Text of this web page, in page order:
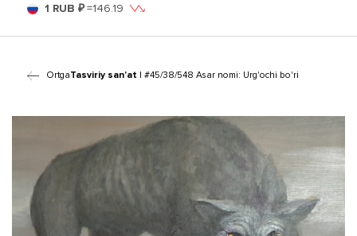
1 RUB ₽=146.19
OrtgaTasviriy san'at | #45/38/548 Asar nomi: Urg'ochi bo'ri